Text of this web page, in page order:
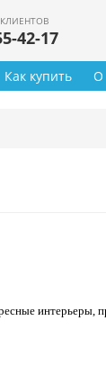
42-17
Как купить О
интерьеры,